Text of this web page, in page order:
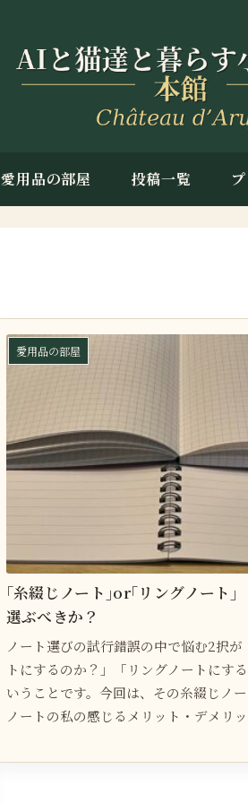
愛用品の部屋 投稿一覧
愛用品の部屋
｢糸綴じノート｣or｢リングノート
選ぶべきか？
ノート選びの試行錯誤の中で悩む2択が
トにするのか？」「リングノートにす
いうことです。今回は、その糸綴じノ
ノートの私の感じるメリット・デメリ
ていきますので、ぜひノート選びの参
ください。